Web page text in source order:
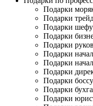
Подарки
Подарки
Подарки шефу
Подарки
Подарки
Подарки
Подарки
Подарки
Подарки боссу
Подарки
Подарки